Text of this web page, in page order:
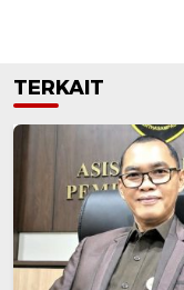
TERKAIT